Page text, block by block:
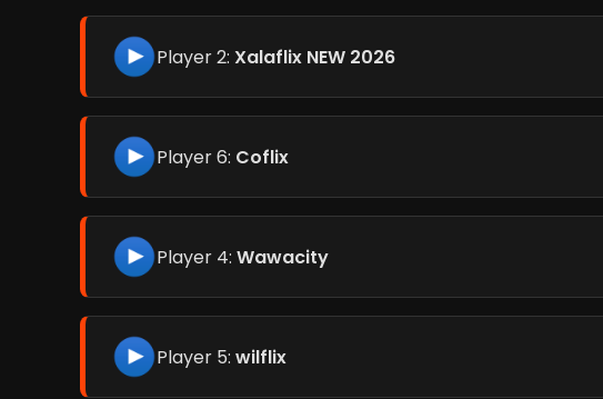
Player 2: Xalaflix NEW 2026
Player 6: Coflix
Player 4: Wawacity
Player 5: wilflix